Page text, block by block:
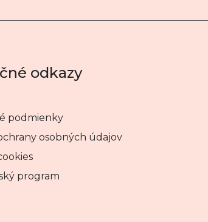
odkazy
podmienky
osobných údajov
program